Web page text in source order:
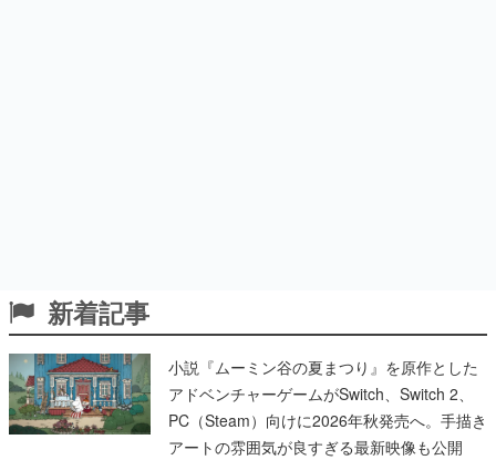
新着記事
小説『ムーミン谷の夏まつり』を原作とした
アドベンチャーゲームがSwitch、Switch 2、
PC（Steam）向けに2026年秋発売へ。手描き
アートの雰囲気が良すぎる最新映像も公開